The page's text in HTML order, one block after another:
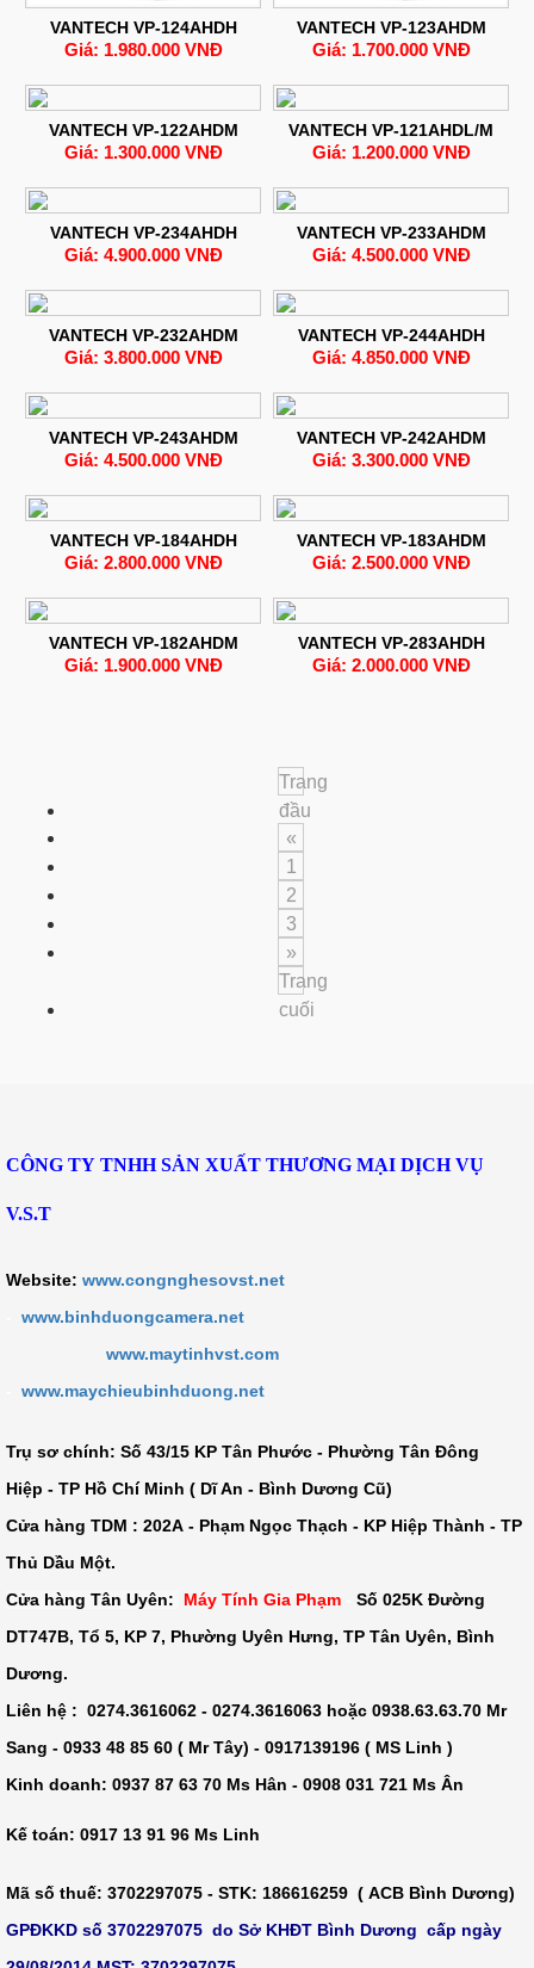
VANTECH VP-124AHDH
Giá: 1.980.000 VNĐ
VANTECH VP-123AHDM
Giá: 1.700.000 VNĐ
VANTECH VP-122AHDM
Giá: 1.300.000 VNĐ
VANTECH VP-121AHDL/M
Giá: 1.200.000 VNĐ
VANTECH VP-234AHDH
Giá: 4.900.000 VNĐ
VANTECH VP-233AHDM
Giá: 4.500.000 VNĐ
VANTECH VP-232AHDM
Giá: 3.800.000 VNĐ
VANTECH VP-244AHDH
Giá: 4.850.000 VNĐ
VANTECH VP-243AHDM
Giá: 4.500.000 VNĐ
VANTECH VP-242AHDM
Giá: 3.300.000 VNĐ
VANTECH VP-184AHDH
Giá: 2.800.000 VNĐ
VANTECH VP-183AHDM
Giá: 2.500.000 VNĐ
VANTECH VP-182AHDM
Giá: 1.900.000 VNĐ
VANTECH VP-283AHDH
Giá: 2.000.000 VNĐ
Trang
đầu
«
1
2
3
»
Trang
cuối
CÔNG TY TNHH SẢN XUẤT THƯƠNG MẠI DỊCH VỤ
V.S.T
Website: www.congnghesovst.net
www.binhduongcamera.net
www.maytinhvst.com
www.maychieubinhduong.net
Trụ sơ chính: Số 43/15 KP Tân Phước - Phường Tân Đông
Hiệp - TP Hồ Chí Minh ( Dĩ An - Bình Dương Cũ)
Cửa hàng TDM : 202A - Phạm Ngọc Thạch - KP Hiệp Thành - TP
Thủ Dầu Một.
Cửa hàng Tân Uyên:
Máy Tính Gia Phạm
Số 025K Đường
DT747B, Tổ 5, KP 7, Phường Uyên Hưng, TP Tân Uyên, Bình
Dương.
Liên hệ : 0274.3616062 - 0274.3616063 hoặc 0938.63.63.70 Mr
Sang - 0933 48 85 60 ( Mr Tây) - 0917139196 ( MS Linh )
Kinh doanh: 0937 87 63 70 Ms Hân - 0908 031 721 Ms Ân
Kế toán: 0917 13 91 96 Ms Linh
Mã số thuế: 3702297075 - STK: 186616259 ( ACB Bình Dương)
GPĐKKD số 3702297075 do Sở KHĐT Bình Dương cấp ngày